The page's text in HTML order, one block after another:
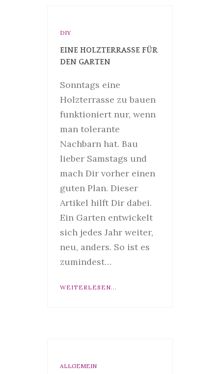
DIY
EINE HOLZTERRASSE FÜR
DEN GARTEN
Sonntags eine
Holzterrasse zu bauen
funktioniert nur, wenn
man tolerante
Nachbarn hat. Bau
lieber Samstags und
mach Dir vorher einen
guten Plan. Dieser
Artikel hilft Dir dabei.
Ein Garten entwickelt
sich jedes Jahr weiter,
neu, anders. So ist es
zumindest…
WEITERLESEN...
ALLGEMEIN